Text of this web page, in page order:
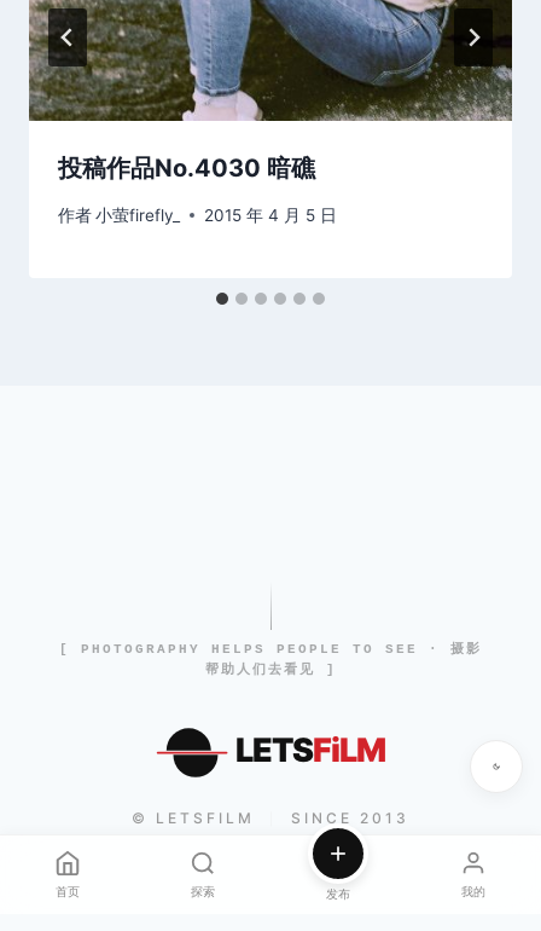
投稿作品No.4030 暗礁
作者小萤firefly_ 2015 年 4 月 5 日
[ PHOTOGRAPHY HELPS PEOPLE TO SEE · 摄影
帮助人们去看见 ]
LETSFiLM
© LETSFILM SINCE 2013
首页 探索 发布 我的